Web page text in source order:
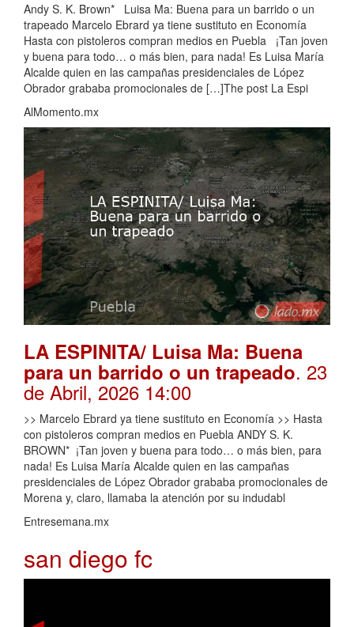
Andy S. K. Brown* Luisa Ma: Buena para un barrido o un
trapeado Marcelo Ebrard ya tiene sustituto en Economía
Hasta con pistoleros compran medios en Puebla ¡Tan joven
y buena para todo… o más bien, para nada! Es Luisa María
Alcalde quien en las campañas presidenciales de López
Obrador grababa promocionales de […]The post La Espi
AlMomento.mx
LA ESPINITA/ Luisa Ma: Buena
para un barrido o un trapeado. 23
de Abril, 2026 14:00
>> Marcelo Ebrard ya tiene sustituto en Economía >> Hasta
con pistoleros compran medios en Puebla ANDY S. K.
BROWN* ¡Tan joven y buena para todo… o más bien, para
nada! Es Luisa María Alcalde quien en las campañas
presidenciales de López Obrador grababa promocionales de
Morena y, claro, llamaba la atención por su indudabl
Entresemana.mx
san diego fc